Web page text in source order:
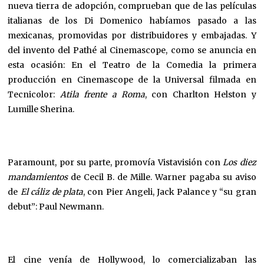
nueva tierra de adopción, comprueban que de las películas
italianas de los Di Domenico habíamos pasado a las
mexicanas, promovidas por distribuidores y embajadas. Y
del invento del Pathé al Cinemascope, como se anuncia en
esta ocasión: En el Teatro de la Comedia la primera
producción en Cinemascope de la Universal filmada en
Tecnicolor: Atila frente a Roma, con Charlton Helston y
Lumille Sherina.
Paramount, por su parte, promovía Vistavisión conLos diez
mandamientosde Cecil B. de Mille. Warner pagaba su aviso
de El cáliz de plata, con Pier Angeli, Jack Palance y “su gran
debut”: Paul Newmann.
El cine venía de Hollywood, lo comercializaban las